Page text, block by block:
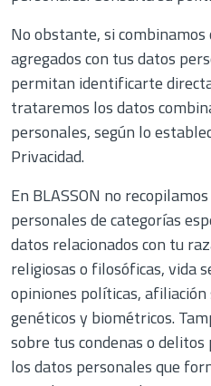
No obstante, si
agregados con tus datos
permitan identificarte
trataremos los datos
personales, según lo
Privacidad.
En BLASSON no
personales de categorías
datos relacionados con tu
religiosas o filosóficas, vida
opiniones políticas, afiliación
genéticos y biométricos.
sobre tus condenas o
los datos personales que